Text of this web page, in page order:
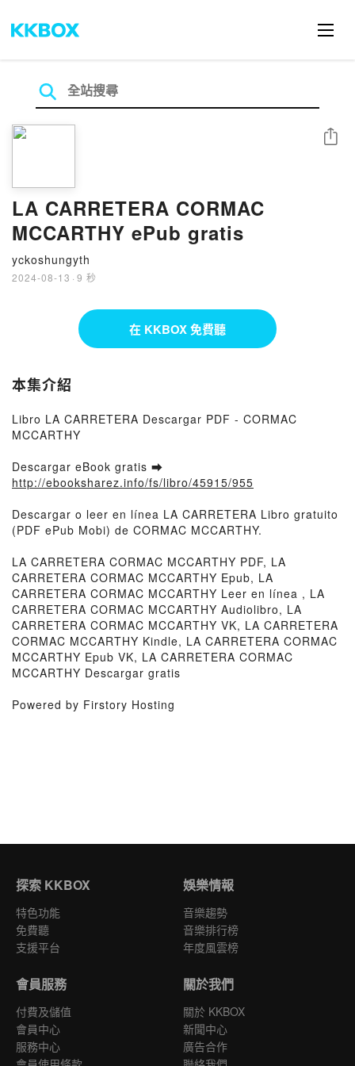
LA CARRETERA CORMAC
MCCARTHY ePub gratis
yckoshungyth
2024-08-13 · 9 秒
分享
在 KKBOX 免費聽
本集介紹
Libro LA CARRETERA Descargar PDF - CORMAC
MCCARTHY
Descargar eBook gratis ➡
http://ebooksharez.info/fs/libro/45915/955
Descargar o leer en línea LA CARRETERA Libro gratuito
(PDF ePub Mobi) de CORMAC MCCARTHY.
LA CARRETERA CORMAC MCCARTHY PDF, LA
CARRETERA CORMAC MCCARTHY Epub, LA
CARRETERA CORMAC MCCARTHY Leer en línea , LA
CARRETERA CORMAC MCCARTHY Audiolibro, LA
CARRETERA CORMAC MCCARTHY VK, LA CARRETERA
CORMAC MCCARTHY Kindle, LA CARRETERA CORMAC
MCCARTHY Epub VK, LA CARRETERA CORMAC
MCCARTHY Descargar gratis
Powered by Firstory Hosting
探索 KKBOX
特色功能
免費聽
支援平台
娛樂情報
音樂趨勢
音樂排行榜
年度風雲榜
會員服務
付費及儲值
會員中心
服務中心
關於我們
關於 KKBOX
新聞中心
廣告合作